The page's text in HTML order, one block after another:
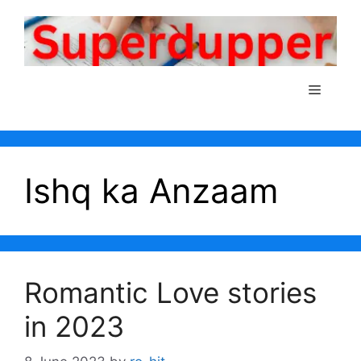
content
Menu
Ishq ka Anzaam
Romantic Love stories
in 2023